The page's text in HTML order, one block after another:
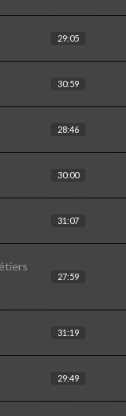
29:05
30:59
28:46
30:00
31:07
27:59
31:19
29:49